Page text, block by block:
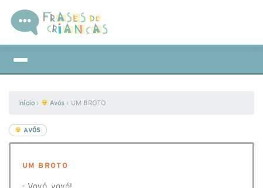
Início › Avós › UM BROTO
AVÓS
UM BROTO